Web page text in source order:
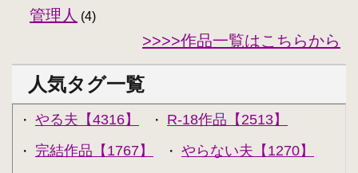
管理人 (4)
>>>>作品一覧はこちらから
人気タグ一覧
・ やる夫【4316】 ・ R-18作品【2513】
・ 完結作品【1767】 ・ やらない夫【1270】